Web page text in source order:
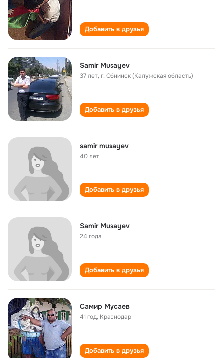
Добавить в друзья
Samir Musayev
37 лет,г. Обнинск (Калужская область)
Добавить в друзья
samir musayev
40 лет
Добавить в друзья
Samir Musayev
24 года
Добавить в друзья
Самир Мусаев
41 год, Краснодар
Добавить в друзья